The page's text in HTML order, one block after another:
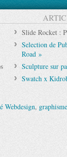
Slide Rocket :
Selection de
Road »
Sculpture sur
Swatch x
Webdesign, graphisme